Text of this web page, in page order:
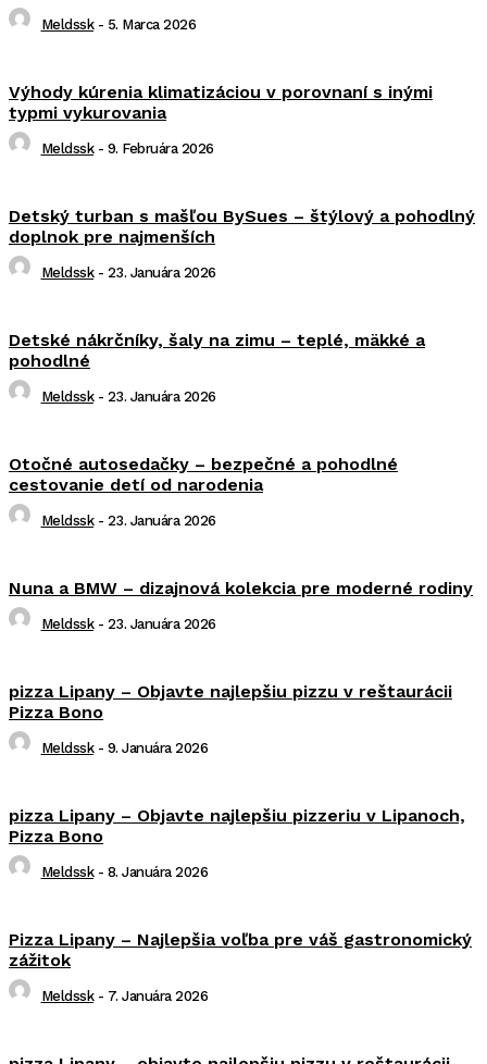
Meldssk - 5. Marca 2026
Výhody kúrenia klimatizáciou v porovnaní s inými
typmi vykurovania
Meldssk - 9. Februára 2026
Detský turban s mašľou BySues – štýlový a pohodlný
doplnok pre najmenších
Meldssk - 23. Januára 2026
Detské nákrčníky, šaly na zimu – teplé, mäkké a
pohodlné
Meldssk - 23. Januára 2026
Otočné autosedačky – bezpečné a pohodlné
cestovanie detí od narodenia
Meldssk - 23. Januára 2026
Nuna a BMW – dizajnová kolekcia pre moderné rodiny
Meldssk - 23. Januára 2026
pizza Lipany – Objavte najlepšiu pizzu v reštaurácii
Pizza Bono
Meldssk - 9. Januára 2026
pizza Lipany – Objavte najlepšiu pizzeriu v Lipanoch,
Pizza Bono
Meldssk - 8. Januára 2026
Pizza Lipany – Najlepšia voľba pre váš gastronomický
zážitok
Meldssk - 7. Januára 2026